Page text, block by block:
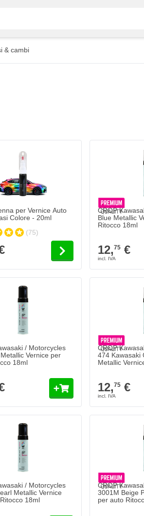
& cambi
per Vernice Auto
Colore - 20ml
(75)
CROP
Blue Metallic
Ritocco 18ml
12,75€
/ Motorcycles
Vernice per
18ml
CROP
474 Kawasaki
Metallic
12,75€
/ Motorcycles
Metallic Vernice
18ml
CROP
3001M Beige
per auto